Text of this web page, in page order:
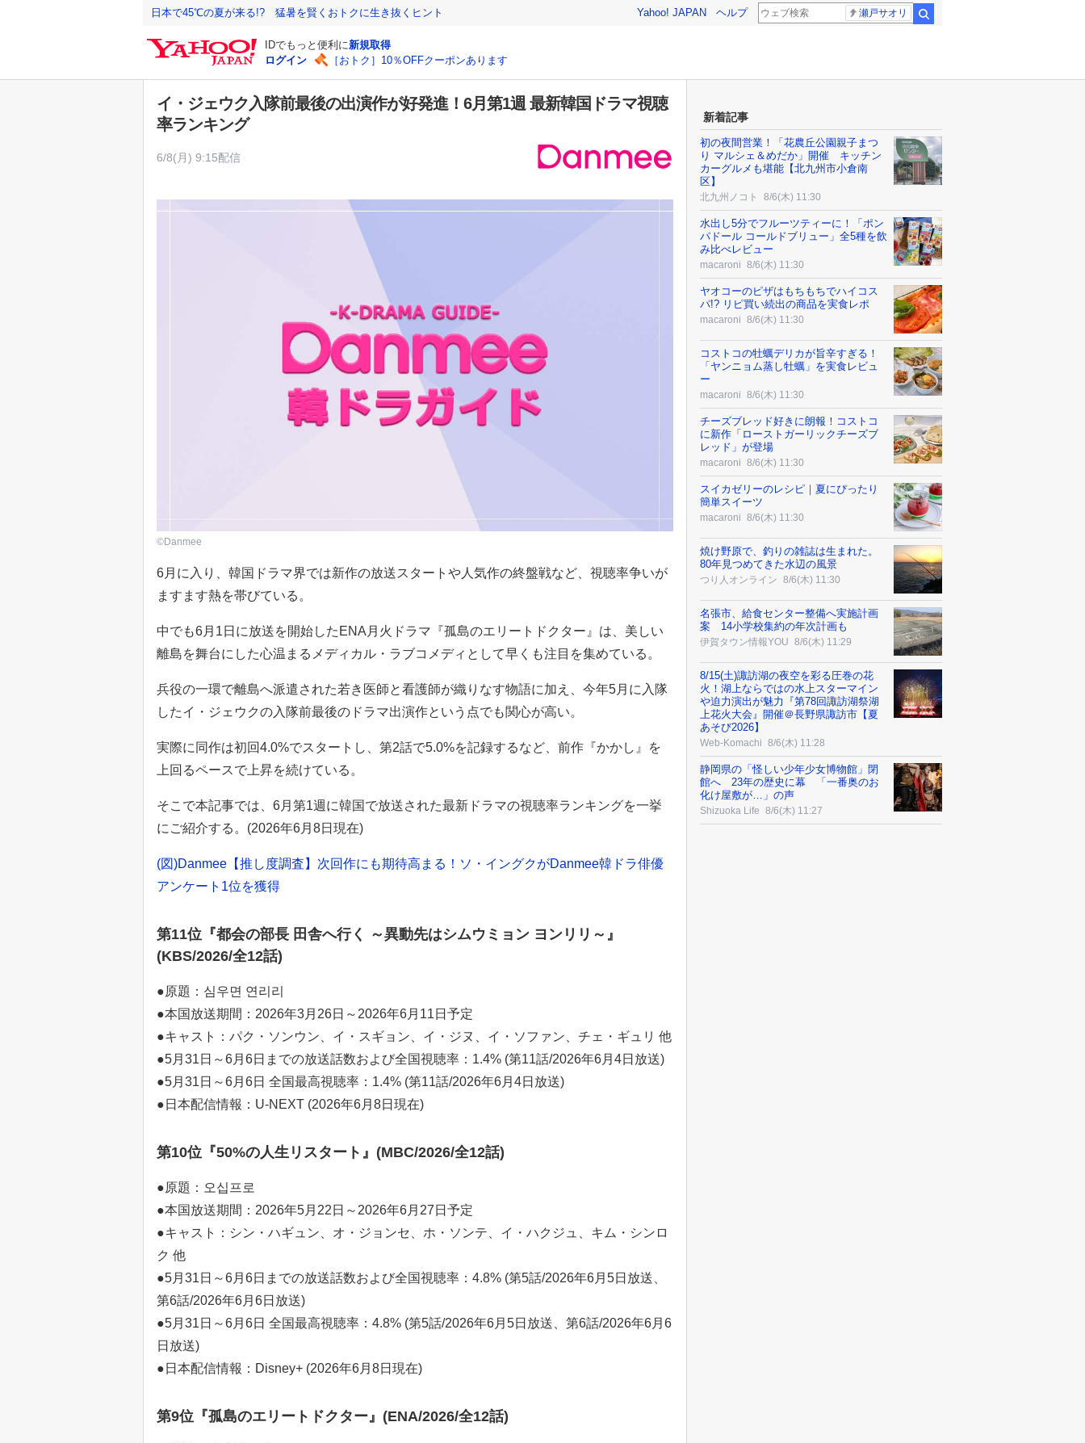
日本で45℃の夏が来る!? 猛暑を賢くおトクに生き抜くヒント Yahoo! JAPAN ヘルプ 瀬戸サオリ
IDでもっと便利に新規取得
ログイン
［おトク］10％OFFクーポンあります
イ・ジェウク入隊前最後の出演作が好発進！6月第1週 最新韓国ドラマ視聴
率ランキング
6/8(月) 9:15配信
©Danmee
6月に入り、韓国ドラマ界では新作の放送スタートや人気作の終盤戦など、視聴率争いが
ますます熱を帯びている。
中でも6月1日に放送を開始したENA月火ドラマ『孤島のエリートドクター』は、美しい
離島を舞台にした心温まるメディカル・ラブコメディとして早くも注目を集めている。
兵役の一環で離島へ派遣された若き医師と看護師が織りなす物語に加え、今年5月に入隊
したイ・ジェウクの入隊前最後のドラマ出演作という点でも関心が高い。
実際に同作は初回4.0%でスタートし、第2話で5.0%を記録するなど、前作『かかし』を
上回るペースで上昇を続けている。
そこで本記事では、6月第1週に韓国で放送された最新ドラマの視聴率ランキングを一挙
にご紹介する。(2026年6月8日現在)
(図)Danmee【推し度調査】次回作にも期待高まる！ソ・イングクがDanmee韓ドラ俳優
アンケート1位を獲得
第11位『都会の部長 田舎へ行く ～異動先はシムウミョン ヨンリリ～』
(KBS/2026/全12話)
●原題：심우면 연리리
●本国放送期間：2026年3月26日～2026年6月11日予定
●キャスト：パク・ソンウン、イ・スギョン、イ・ジヌ、イ・ソファン、チェ・ギュリ 他
●5月31日～6月6日までの放送話数および全国視聴率：1.4% (第11話/2026年6月4日放送)
●5月31日～6月6日 全国最高視聴率：1.4% (第11話/2026年6月4日放送)
●日本配信情報：U-NEXT (2026年6月8日現在)
第10位『50%の人生リスタート』(MBC/2026/全12話)
●原題：오십프로
●本国放送期間：2026年5月22日～2026年6月27日予定
●キャスト：シン・ハギュン、オ・ジョンセ、ホ・ソンテ、イ・ハクジュ、キム・シンロ
ク 他
●5月31日～6月6日までの放送話数および全国視聴率：4.8% (第5話/2026年6月5日放送、
第6話/2026年6月6日放送)
●5月31日～6月6日 全国最高視聴率：4.8% (第5話/2026年6月5日放送、第6話/2026年6月6
日放送)
●日本配信情報：Disney+ (2026年6月8日現在)
第9位『孤島のエリートドクター』(ENA/2026/全12話)
新着記事
初の夜間営業！「花農丘公園親子まつ
り マルシェ＆めだか」開催 キッチン
カーグルメも堪能【北九州市小倉南
区】
北九州ノコト 8/6(木) 11:30
水出し5分でフルーツティーに！「ポン
パドール コールドブリュー」全5種を飲
み比べレビュー
macaroni 8/6(木) 11:30
ヤオコーのピザはもちもちでハイコス
パ!? リピ買い続出の商品を実食レポ
macaroni 8/6(木) 11:30
コストコの牡蠣デリカが旨辛すぎる！
「ヤンニョム蒸し牡蠣」を実食レビュ
ー
macaroni 8/6(木) 11:30
チーズブレッド好きに朗報！コストコ
に新作「ローストガーリックチーズブ
レッド」が登場
macaroni 8/6(木) 11:30
スイカゼリーのレシピ｜夏にぴったり
簡単スイーツ
macaroni 8/6(木) 11:30
焼け野原で、釣りの雑誌は生まれた。
80年見つめてきた水辺の風景
つり人オンライン 8/6(木) 11:30
名張市、給食センター整備へ実施計画
案 14小学校集約の年次計画も
伊賀タウン情報YOU 8/6(木) 11:29
8/15(土)諏訪湖の夜空を彩る圧巻の花
火！湖上ならではの水上スターマイン
や迫力演出が魅力『第78回諏訪湖祭湖
上花火大会』開催＠長野県諏訪市【夏
あそび2026】
Web-Komachi 8/6(木) 11:28
静岡県の「怪しい少年少女博物館」閉
館へ 23年の歴史に幕 「一番奥のお
化け屋敷が…」の声
Shizuoka Life 8/6(木) 11:27